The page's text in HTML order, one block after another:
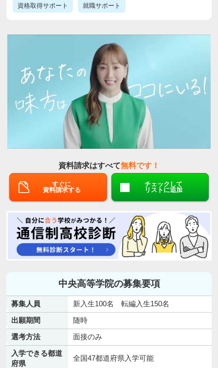
資格取得サポート 就職サポート
資料請求はすべて無料です！
すぐに
資料請求する
チェックして
リストに追加
中央高等学院の募集要項
募集人員
新入生100名 転編入生150名
出願期間
随時
選考方法
面接のみ
入学できる都道
府県
全国47都道府県入学可能